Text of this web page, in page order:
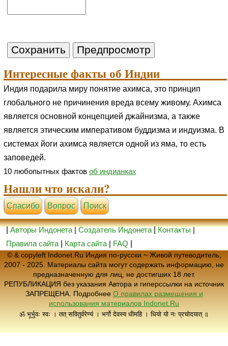
Интересные факты об Индии
Индия подарила миру понятие ахимса, это принцип
глобального не причинения вреда всему живому. Ахимса
является основной концепцией джайнизма, а также
является этическим императивом буддизма и индуизма. В
системах йоги ахимса является одной из яма, то есть
заповедей.
10 любопытных фактов об индианках
Нашли что искали?
Cпасибо Вопрос Поиск
|Авторы Индонета|Создатель Индонета|Контакты|
Правила сайта
Карта сайта | FAQ
© & copyleft Indonet.Ru Индия по-русски ~ Живой путеводитель,
2007 - 2025. Материалы сайта могут содержать информацию, не
предназначенную для лиц, не достигших 18 лет.
РЕПУБЛИКАЦИЯ без указания Автора и гиперссылки на источник
ЗАПРЕЩЕНА. Подробнее О правилах размещения и
использования материалов Indonet.Ru
ॐ भूर्भुवः स्वः । तत् सवितुर्वरेण्यं । भर्गो देवस्य धीमहि । धियो यो नः प्रचोदयात् ॥